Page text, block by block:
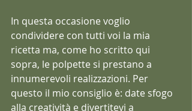
In questa occasione voglio
condividere con tutti voi la mia
ricetta ma, come ho scritto qui
sopra, le polpette si prestano a
innumerevoli realizzazioni. Per
questo il mio consiglio è: date sfogo
alla creatività e divertitevi a